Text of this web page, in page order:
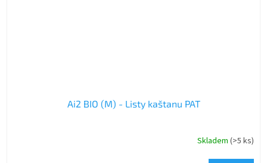
Ai2 BIO (M) - Listy kaštanu PAT
Skladem (>5 ks)